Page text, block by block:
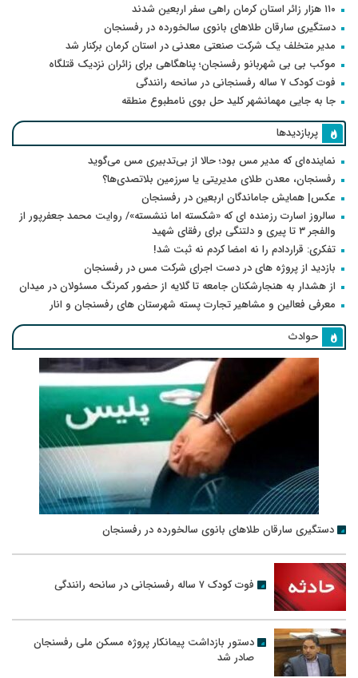
۱۱۰ هزار زائر استان کرمان راهی سفر اربعین شدند
دستگیری سارقان طلاهای بانوی سالخورده در رفسنجان
مدیر متخلف یک شرکت صنعتی معدنی در استان کرمان برکنار شد
موکب بی بی شهربانو رفسنجان؛ پناهگاهی برای زائران نزدیک قتلگاه
فوت کودک ۷ ساله رفسنجانی در سانحه رانندگی
جا به جایی مهمانشهر کلید حل بوی نامطبوع منطقه
پربازدیدها
نماینده‌ای که مدیر مس بود؛ حالا از بی‌تدبیری مس می‌گوید
رفسنجان، معدن طلای مدیریتی یا سرزمین بلاتصدی‌ها؟
عکس| همایش جاماندگان اربعین در رفسنجان
سالروز اسارت رزمنده ای که «شکسته اما ننشسته»/ روایت محمد جعفرپور از
والفجر ۳ تا پیری و دلتنگی برای رفقای شهید
تفکری: قراردادم را نه امضا کردم نه ثبت شد!
بازدید از پروژه های در دست اجرای شرکت مس در رفسنجان
از هشدار به هنجارشکنان جامعه تا گلایه از حضور کمرنگ مسئولان در میدان
معرفی فعالین و مشاهیر تجارت پسته شهرستان های رفسنجان و انار
حوادث
دستگیری سارقان طلاهای بانوی سالخورده در رفسنجان
فوت کودک ۷ ساله رفسنجانی در سانحه رانندگی
دستور بازداشت پیمانکار پروژه مسکن ملی رفسنجان
صادر شد